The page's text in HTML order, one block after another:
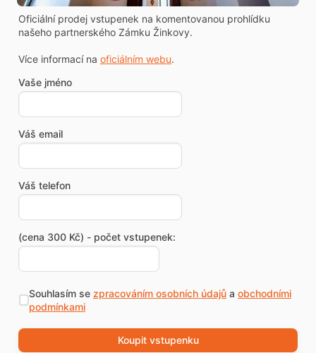
Oficiální prodej vstupenek na komentovanou prohlídku
našeho partnerského Zámku Žinkovy.
Více informací na oficiálním webu.
Vaše jméno
Váš email
Váš telefon
(cena 300 Kč) - počet vstupenek:
Souhlasím se zpracováním osobních údajůa obchodními
podmínkami
Koupit vstupenku